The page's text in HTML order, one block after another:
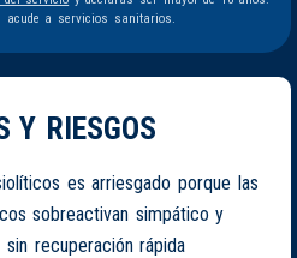
acude a servicios sanitarios.
Y RIESGOS
es arriesgado porque las
sobreactivan simpático y
recuperación rápida